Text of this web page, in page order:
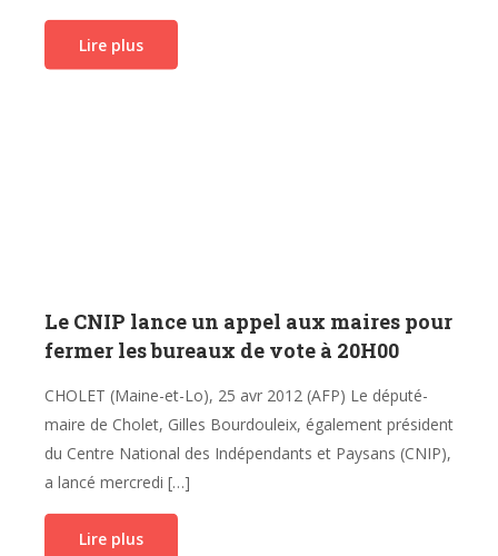
Lire plus
Le CNIP lance un appel aux maires pour
fermer les bureaux de vote à 20H00
CHOLET (Maine-et-Lo), 25 avr 2012 (AFP) Le député-
maire de Cholet, Gilles Bourdouleix, également président
du Centre National des Indépendants et Paysans (CNIP),
a lancé mercredi […]
Lire plus